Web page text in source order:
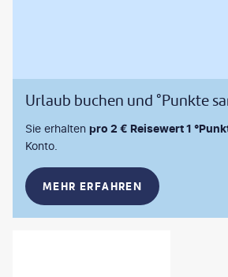
Urlaub buchen und °Punkte
Sie erhalten pro 2 € Reisewert 1
Konto.
MEHR ERFAHREN